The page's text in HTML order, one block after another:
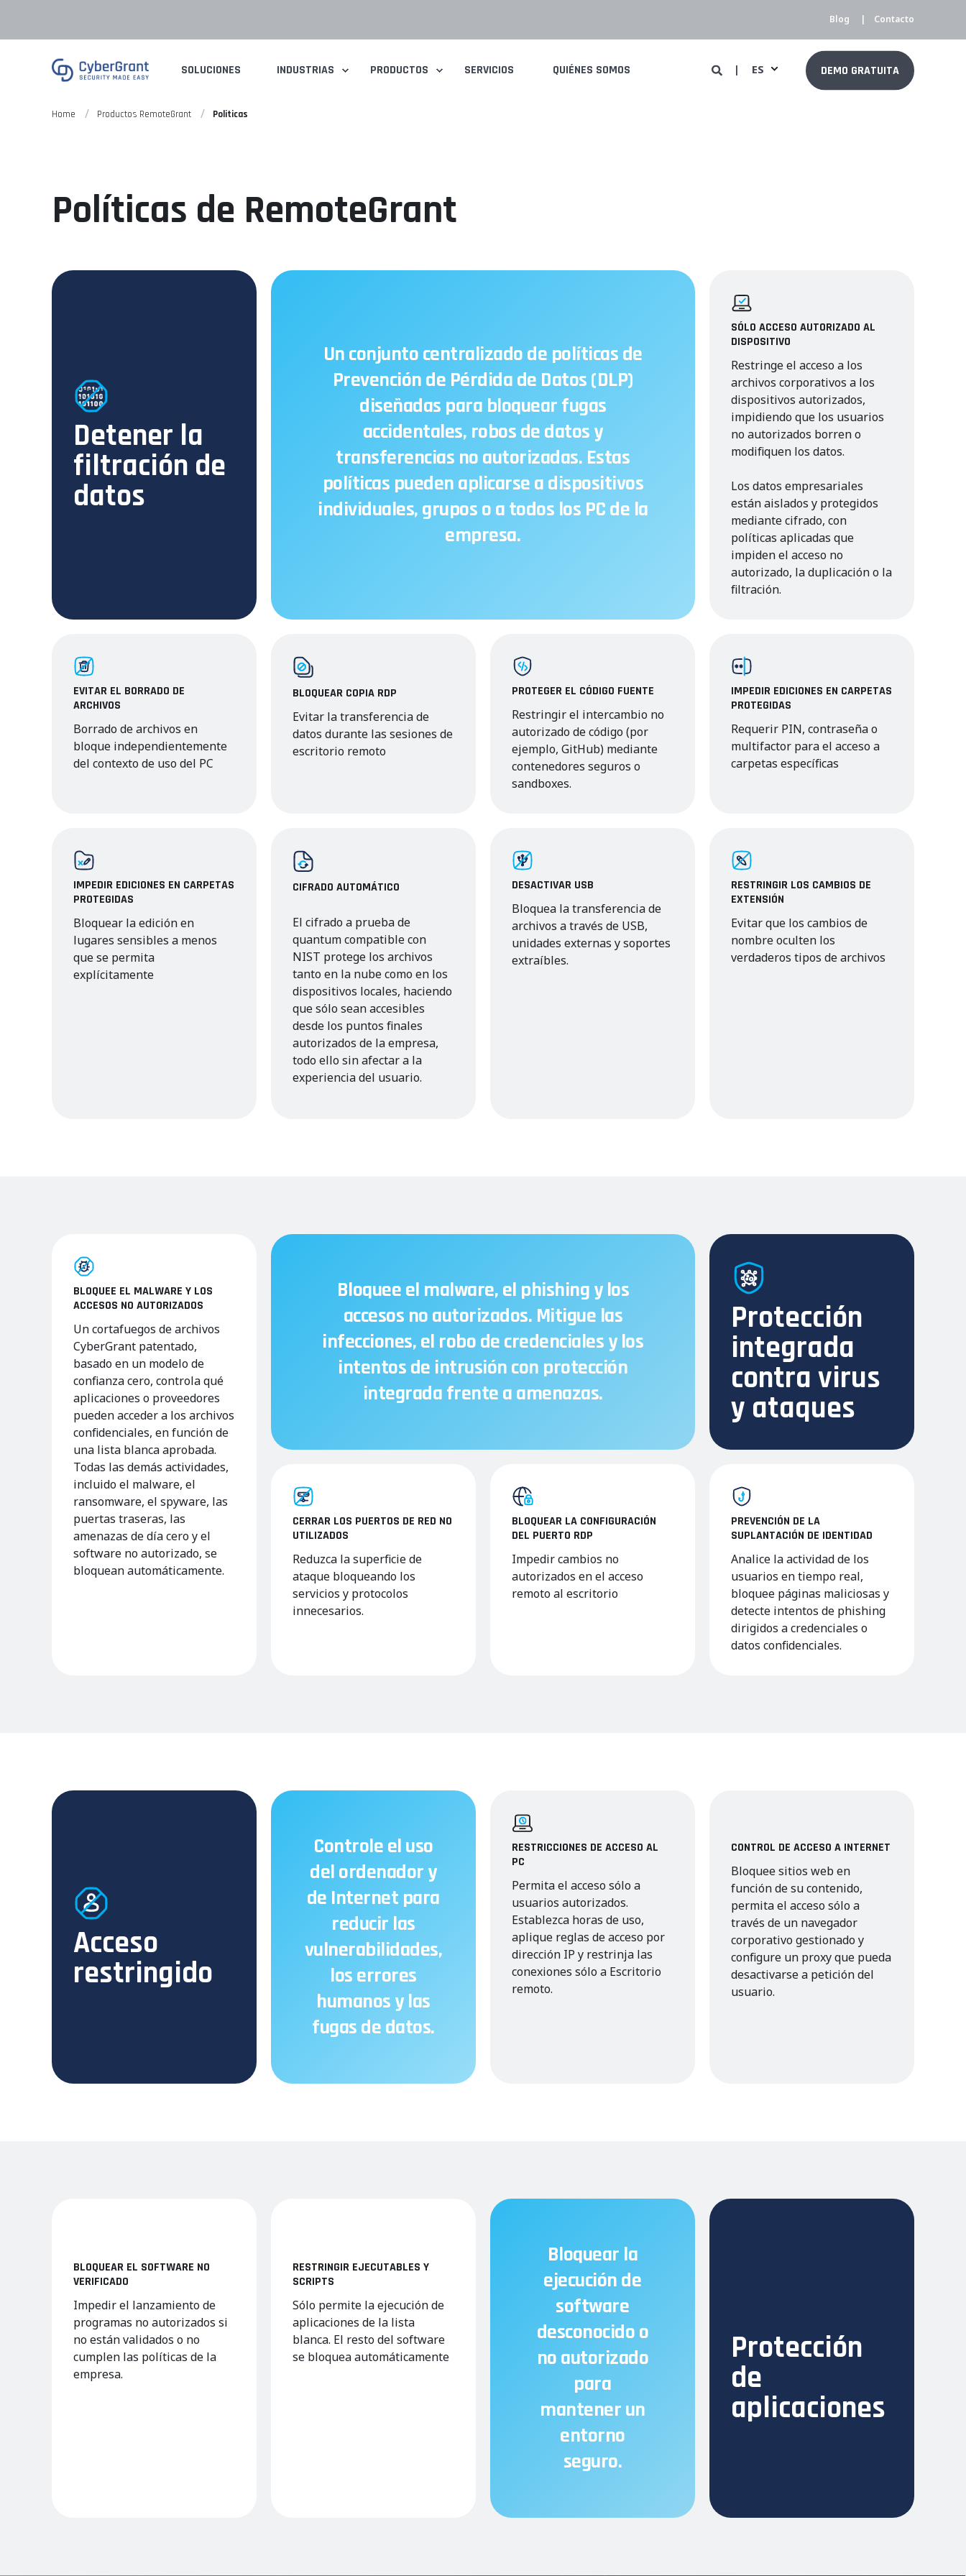
Blog Contacto
SOLUCIONES INDUSTRIAS PRODUCTOS SERVICIOS QUIÉNES SOMOS ES DEMO GRATUITA
Home Productos RemoteGrant Politicas
Políticas de RemoteGrant
Detener la
filtración de
datos
Un conjunto centralizado de políticas de
Prevención de Pérdida de Datos (DLP)
diseñadas para bloquear fugas
accidentales, robos de datos y
transferencias no autorizadas. Estas
políticas pueden aplicarse a dispositivos
individuales, grupos o a todos los PC de la
empresa.
SÓLO ACCESO AUTORIZADO AL
DISPOSITIVO
Restringe el acceso a los
archivos corporativos a los
dispositivos autorizados,
impidiendo que los usuarios
no autorizados borren o
modifiquen los datos.
Los datos empresariales
están aislados y protegidos
mediante cifrado, con
políticas aplicadas que
impiden el acceso no
autorizado, la duplicación o la
filtración.
EVITAR EL BORRADO DE
ARCHIVOS
Borrado de archivos en
bloque independientemente
del contexto de uso del PC
BLOQUEAR COPIA RDP
Evitar la transferencia de
datos durante las sesiones de
escritorio remoto
PROTEGER EL CÓDIGO FUENTE
Restringir el intercambio no
autorizado de código (por
ejemplo, GitHub) mediante
contenedores seguros o
sandboxes.
IMPEDIR EDICIONES EN CARPETAS
PROTEGIDAS
Requerir PIN, contraseña o
multifactor para el acceso a
carpetas específicas
IMPEDIR EDICIONES EN CARPETAS
PROTEGIDAS
Bloquear la edición en
lugares sensibles a menos
que se permita
explícitamente
CIFRADO AUTOMÁTICO
El cifrado a prueba de
quantum compatible con
NIST protege los archivos
tanto en la nube como en los
dispositivos locales, haciendo
que sólo sean accesibles
desde los puntos finales
autorizados de la empresa,
todo ello sin afectar a la
experiencia del usuario.
DESACTIVAR USB
Bloquea la transferencia de
archivos a través de USB,
unidades externas y soportes
extraíbles.
RESTRINGIR LOS CAMBIOS DE
EXTENSIÓN
Evitar que los cambios de
nombre oculten los
verdaderos tipos de archivos
BLOQUEE EL MALWARE Y LOS
ACCESOS NO AUTORIZADOS
Un cortafuegos de archivos
CyberGrant patentado,
basado en un modelo de
confianza cero, controla qué
aplicaciones o proveedores
pueden acceder a los archivos
confidenciales, en función de
una lista blanca aprobada.
Todas las demás actividades,
incluido el malware, el
ransomware, el spyware, las
puertas traseras, las
amenazas de día cero y el
software no autorizado, se
bloquean automáticamente.
Bloquee el malware, el phishing y los
accesos no autorizados. Mitigue las
infecciones, el robo de credenciales y los
intentos de intrusión con protección
integrada frente a amenazas.
Protección
integrada
contra virus
y ataques
CERRAR LOS PUERTOS DE RED NO
UTILIZADOS
Reduzca la superficie de
ataque bloqueando los
servicios y protocolos
innecesarios.
BLOQUEAR LA CONFIGURACIÓN
DEL PUERTO RDP
Impedir cambios no
autorizados en el acceso
remoto al escritorio
PREVENCIÓN DE LA
SUPLANTACIÓN DE IDENTIDAD
Analice la actividad de los
usuarios en tiempo real,
bloquee páginas maliciosas y
detecte intentos de phishing
dirigidos a credenciales o
datos confidenciales.
Acceso
restringido
Controle el uso
del ordenador y
de Internet para
reducir las
vulnerabilidades,
los errores
humanos y las
fugas de datos.
RESTRICCIONES DE ACCESO AL
PC
Permita el acceso sólo a
usuarios autorizados.
Establezca horas de uso,
aplique reglas de acceso por
dirección IP y restrinja las
conexiones sólo a Escritorio
remoto.
CONTROL DE ACCESO A INTERNET
Bloquee sitios web en
función de su contenido,
permita el acceso sólo a
través de un navegador
corporativo gestionado y
configure un proxy que pueda
desactivarse a petición del
usuario.
BLOQUEAR EL SOFTWARE NO
VERIFICADO
Impedir el lanzamiento de
programas no autorizados si
no están validados o no
cumplen las políticas de la
empresa.
RESTRINGIR EJECUTABLES Y
SCRIPTS
Sólo permite la ejecución de
aplicaciones de la lista
blanca. El resto del software
se bloquea automáticamente
Bloquear la
ejecución de
software
desconocido o
no autorizado
para
mantener un
entorno
seguro.
Protección
de
aplicaciones